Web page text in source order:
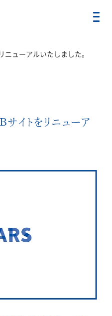
ニューアルいたしました。
イトをリニューア